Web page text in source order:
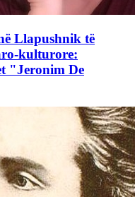
Llapushnik të
kulturore:
"Jeronim De